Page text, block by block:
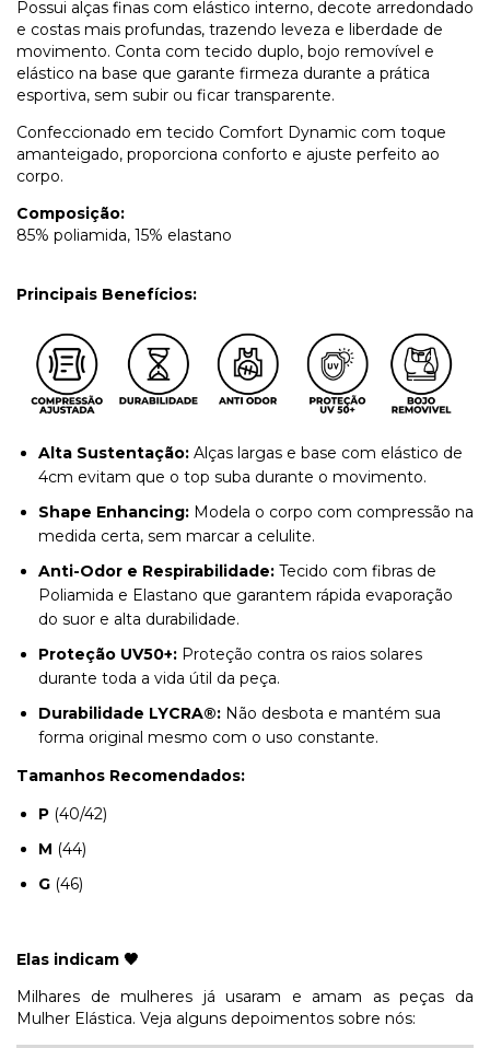
Possui alças finas com elástico interno, decote arredondado
e costas mais profundas, trazendo leveza e liberdade de
movimento. Conta com tecido duplo, bojo removível e
elástico na base que garante firmeza durante a prática
esportiva, sem subir ou ficar transparente.
Confeccionado em tecido Comfort Dynamic com toque
amanteigado, proporciona conforto e ajuste perfeito ao
corpo.
Composição:
85% poliamida, 15% elastano
Principais Benefícios:
Alta Sustentação: Alças largas e base com elástico de
4cm evitam que o top suba durante o movimento.
Shape Enhancing: Modela o corpo com compressão na
medida certa, sem marcar a celulite.
Anti-Odor e Respirabilidade: Tecido com fibras de
Poliamida e Elastano que garantem rápida evaporação
do suor e alta durabilidade.
Proteção UV50+: Proteção contra os raios solares
durante toda a vida útil da peça.
Durabilidade LYCRA®: Não desbota e mantém sua
forma original mesmo com o uso constante.
Tamanhos Recomendados:
P (40/42)
M (44)
G (46)
Elas indicam 🖤
Milhares de mulheres já usaram e amam as peças da
Mulher Elástica. Veja alguns depoimentos sobre nós: